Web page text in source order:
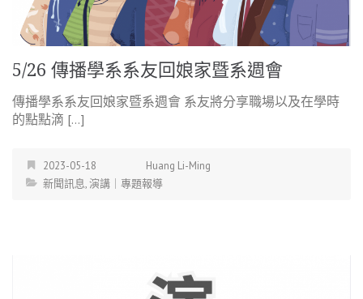
5/26 傳播學系系友回娘家暨系週會
傳播學系系友回娘家暨系週會 系友將分享職場以及在學時
的點點滴 […]
2023-05-18
Huang Li-Ming
新聞訊息,演講｜專題報導